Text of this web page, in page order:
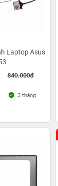
Laptop Asus
840.000đ
3 tháng